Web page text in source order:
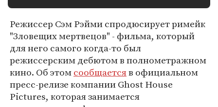
Режиссер Сэм Рэйми спродюсирует римейк
"Зловещих мертвецов" - фильма, который
для него самого когда-то был
режиссерским дебютом в полнометражном
кино. Об этомсообщаетсяв официальном
пресс-релизе компании Ghost House
Pictures, которая занимается